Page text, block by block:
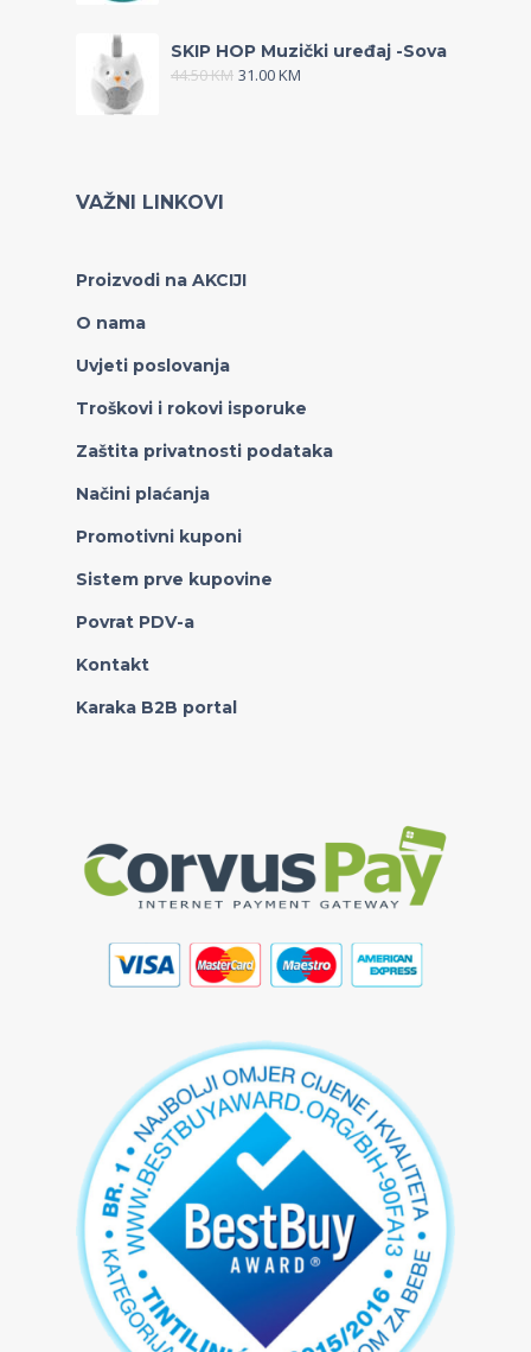
SKIP HOP Muzički uređaj -Sova
44.50KM 31.00KM
VAŽNI LINKOVI
Proizvodi na AKCIJI
O nama
Uvjeti poslovanja
Troškovi i rokovi isporuke
Zaštita privatnosti podataka
Načini plaćanja
Promotivni kuponi
Sistem prve kupovine
Povrat PDV-a
Kontakt
Karaka B2B portal